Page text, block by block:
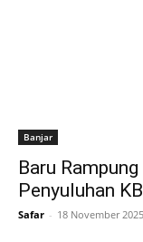
Banjar
Baru
Penyuluhan
Safar - 18 November 2025